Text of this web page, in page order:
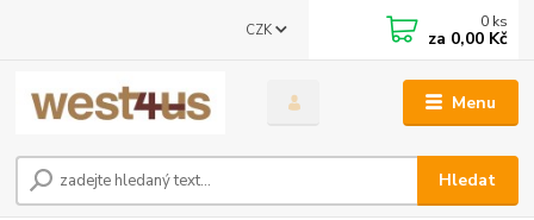
Menu
CZK
Hledat
0 ks
za 0,00 Kč